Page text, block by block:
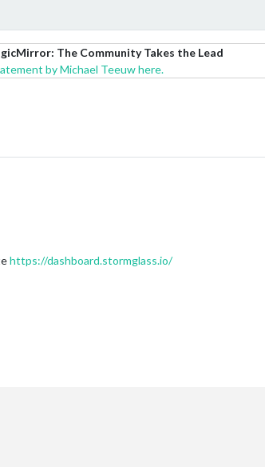
The Community Takes the Lead
by Michael Teeuw here.
https://dashboard.stormglass.io/